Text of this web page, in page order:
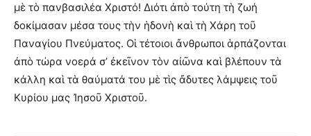
μὲ τὸ πανβασιλέα Χριστό! Διότι ἀπὸ τούτη τὴ ζωή
δοκίμασαν μέσα τους τὴν ἡδονὴ καὶ τὴ Χάρη τοῦ
Παναγίου Πνεύματος. Οἱ τέτοιοι ἄνθρωποι ἁρπάζονται
ἀπὸ τώρα νοερά σ’ ἐκεῖνον τὸν αἰῶνα καὶ βλέπουν τὰ
κάλλη καὶ τὰ θαύματά του μὲ τὶς ἄδυτες λάμψεις τοῦ
Κυρίου μας Ἰησοῦ Χριστοῦ.